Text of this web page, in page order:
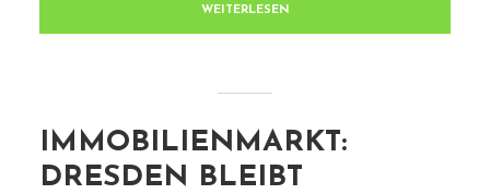
WEITERLESEN
IMMOBILIENMARKT:
DRESDEN BLEIBT